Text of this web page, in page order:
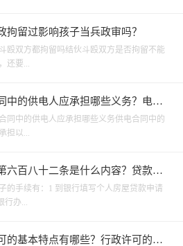
拘留过影响孩子当兵政审吗？
殴双方都拘留吗结伙斗殴双方是否拘留不能
还要...
中的供电人应承担哪些义务？电业
同如何归档？
同中的供电人应承担哪些义务供电合同中的
担以...
六百八十二条是什么内容？贷款买
手续是什么？
的手续有：1 到银行填写个人房屋贷款申请
行办...
的基本特点有哪些？行政许可的特